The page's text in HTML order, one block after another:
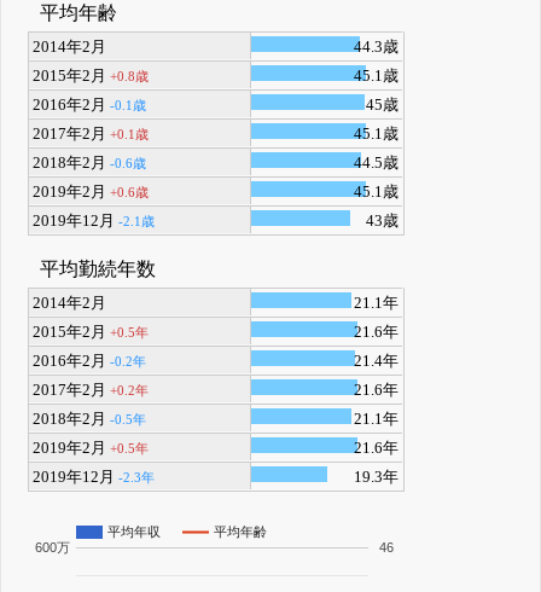
平均年齢
2014年2月
44.3歳
2015年2月+0.8歳
45.1歳
2016年2月-0.1歳
45歳
2017年2月+0.1歳
45.1歳
2018年2月-0.6歳
44.5歳
2019年2月+0.6歳
45.1歳
2019年12月-2.1歳 43歳
平均勤続年数
2014年2月
21.1年
2015年2月+0.5年
21.6年
2016年2月-0.2年
21.4年
2017年2月+0.2年
21.6年
2018年2月-0.5年
21.1年
2019年2月+0.5年
21.6年
2019年12月-2.3年 19.3年
平均年収 平均年齢
600万 46